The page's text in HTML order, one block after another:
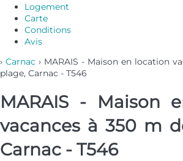
Logement
Carte
Conditions
Avis
› Carnac › MARAIS - Maison en location
plage, Carnac - T546
MARAIS - Maison
vacances à 350 m
Carnac - T546